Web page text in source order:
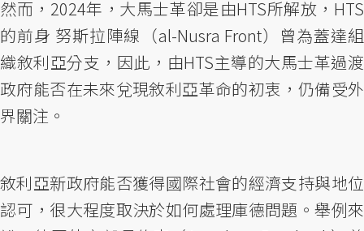
然而，2024年，大馬士革卻是由HTS所解放，HTS
的前身 努斯拉陣線（al-Nusra Front）曾為蓋達組
織敘利亞分支，因此，由HTS主導的大馬士革過渡
政府能否在未來兌現敘利亞革命的初衷，仍備受外
界關注。
敘利亞新政府能否獲得國際社會的經濟支持與地位
認可，很大程度取決於如何處理庫德問題。舉例來